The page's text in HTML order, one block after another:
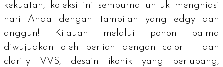
kekuatan, koleksi ini sempurna untuk menghiasi
hari Anda dengan tampilan yang edgy dan
anggun! Kilauan melalui pohon palma
diwujudkan oleh berlian dengan color F dan
clarity VVS, desain ikonik yang berlubang,